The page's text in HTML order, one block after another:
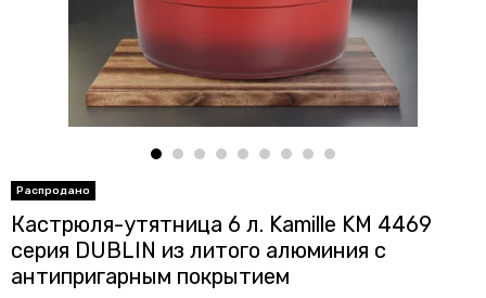
Кастрюля-утятница 6 л. Kamille KM 4469
серия DUBLIN из литого алюминия с
антипригарным покрытием